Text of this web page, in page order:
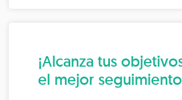
¡Alcanza tus
el mejor